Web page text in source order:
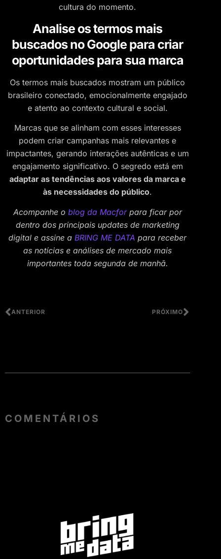
cultura do momento.
Analise os termos mais
buscados no Google para criar
oportunidades para sua marca
Os termos mais buscados mostram um público
brasileiro conectado, emocionalmente engajado
e atento ao contexto cultural e social.
Marcas que se alinham com esses interesses
podem criar campanhas mais relevantes e
impactantes, gerando interações autênticas e um
engajamento significativo. O segredo está em
adaptar as tendências aos valores da marca e
às necessidades do público.
Acompanhe o blog da Macforpara ficar por
dentro dos principais updates de marketing
digital e assine a BRING ME DATA para receber
as notícias e análises de mercado mais
importantes toda segunda de manhã.
ANTERIOR PRÓXIMO
COMENTÁRIOS